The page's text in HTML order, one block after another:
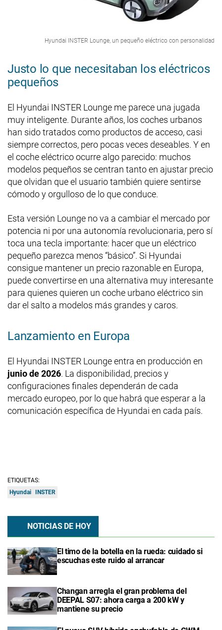
Hyundai INSTER Lounge, un pequeño eléctrico con personalidad
Justo lo que necesitaban los eléctricos
pequeños
El Hyundai INSTER Lounge me parece una jugada
muy inteligente. Durante años, los coches urbanos
han sido tratados como productos de acceso, casi
siempre correctos, pero pocas veces deseables. Y en
el coche eléctrico ocurre algo parecido: muchos
modelos pequeños se centran tanto en ajustar precio
que olvidan que el usuario también quiere sentirse
cómodo y orgulloso de lo que conduce.
Esta versión Lounge no va a cambiar el mercado por
potencia ni por una autonomía revolucionaria, pero sí
toca una tecla importante: hacer que un eléctrico
pequeño parezca menos “básico”. Si Hyundai
consigue mantener un precio razonable en Europa,
puede convertirse en una alternativa muy interesante
para quienes quieren un coche urbano eléctrico sin
dar el salto a modelos más grandes y caros.
Lanzamiento en Europa
El Hyundai INSTER Lounge entra en producción en
junio de 2026. La disponibilidad, precios y
configuraciones finales dependerán de cada
mercado europeo, por lo que habrá que esperar a la
comunicación específica de Hyundai en cada país.
ETIQUETAS:
Hyundai INSTER
NOTICIAS DE HOY
El timo de la botella en la rueda: cuidado si
escuchas este ruido al arrancar
Changan arregla el gran problema del
DEEPAL S07: ahora carga a 200 kW y
mantiene su precio